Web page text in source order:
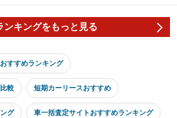
ンキングをもっと見る
すすめランキング
較 短期カーリースおすすめ
グ 車一括査定サイトおすすめランキング